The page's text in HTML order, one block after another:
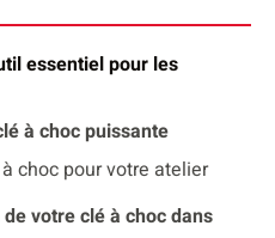
essentiel pour les
à choc puissante
choc pour votre atelier
votre clé à choc dans